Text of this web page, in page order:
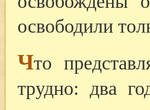
освободили
Что
трудно: два